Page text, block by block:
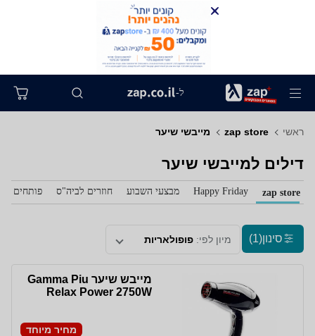
ל-
ראשי zap store מייבשי שיער
דילים למייבשי שיער
zap store
Happy Friday מבצעי השבוע חוזרים לביה"ס פותחים
סינון(1) מיון לפי: פופולאריות
מייבש שיער Gamma Piu
Relax Power 2750W
מחיר מיוחד